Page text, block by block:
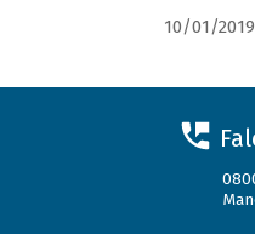
10/01/